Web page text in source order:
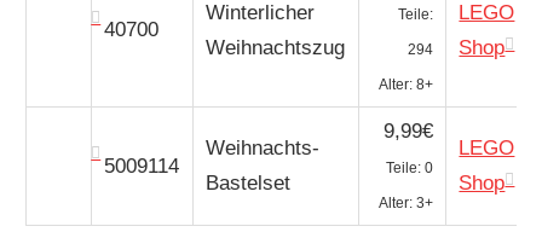
40700
Winterlicher
Weihnachtszug
Teile:
294
Alter: 8+
LEGO
Shop
5009114
Weihnachts-
Bastelset
9,99€
Teile: 0
Alter: 3+
LEGO
Shop